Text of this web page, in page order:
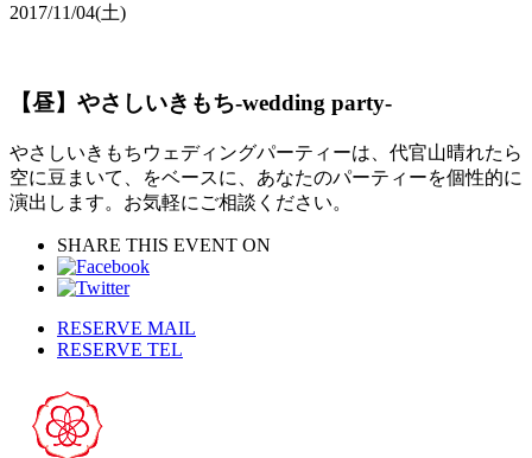
2017/11/04(土)
【昼】やさしいきもち-wedding party-
やさしいきもちウェディングパーティーは、代官山晴れたら
空に豆まいて、をベースに、あなたのパーティーを個性的に
演出します。お気軽にご相談ください。
SHARE THIS EVENT ON
RESERVE MAIL
RESERVE TEL